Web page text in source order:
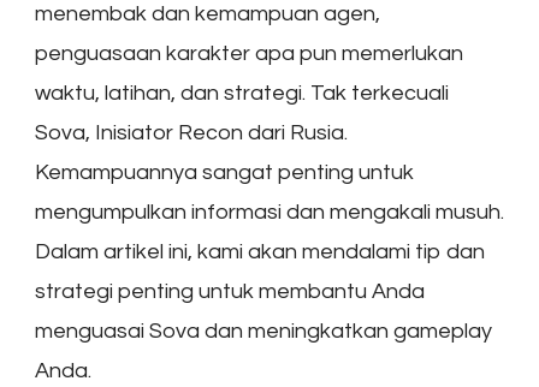
menembak dan kemampuan agen,
penguasaan karakter apa pun memerlukan
waktu, latihan, dan strategi. Tak terkecuali
Sova, Inisiator Recon dari Rusia.
Kemampuannya sangat penting untuk
mengumpulkan informasi dan mengakali musuh.
Dalam artikel ini, kami akan mendalami tip dan
strategi penting untuk membantu Anda
menguasai Sova dan meningkatkan gameplay
Anda.